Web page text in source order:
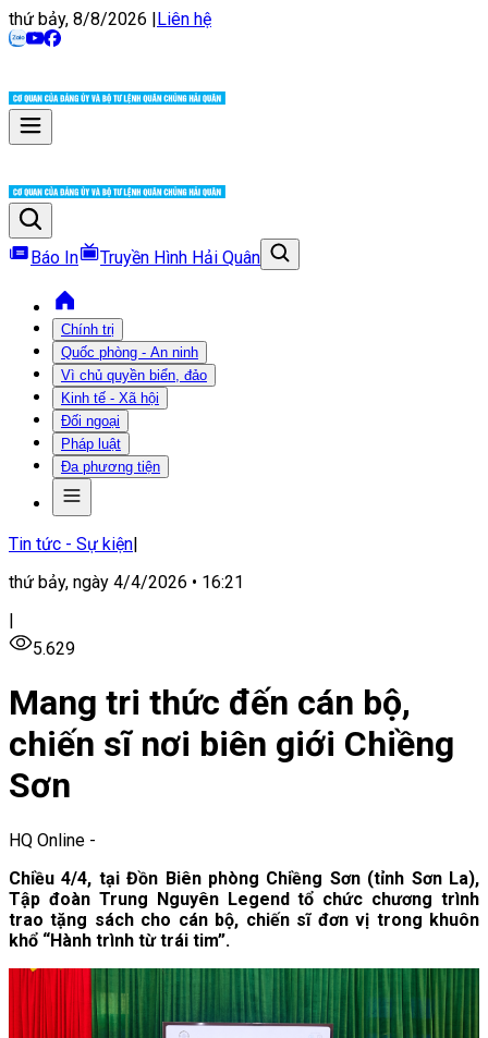
thứ bảy, 8/8/2026 |Liên hệ
Báo In Truyền Hình Hải Quân
Chính trị
Quốc phòng - An ninh
Vì chủ quyền biển, đảo
Kinh tế - Xã hội
Đối ngoại
Pháp luật
Đa phương tiện
Tin tức - Sự kiện|
thứ bảy, ngày 4/4/2026 • 16:21
|
5.629
Mang tri thức đến cán bộ,
chiến sĩ nơi biên giới Chiềng
Sơn
HQ Online -
Chiều 4/4, tại Đồn Biên phòng Chiềng Sơn (tỉnh Sơn La),
Tập đoàn Trung Nguyên Legend tổ chức chương trình
trao tặng sách cho cán bộ, chiến sĩ đơn vị trong khuôn
khổ “Hành trình từ trái tim”.